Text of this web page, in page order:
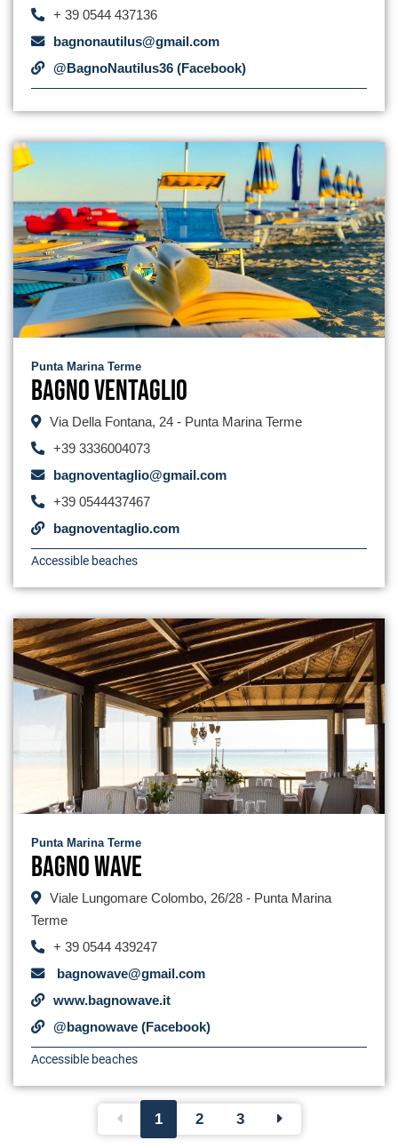
+ 39 0544 437136
bagnonautilus@gmail.com
@BagnoNautilus36 (Facebook)
Punta Marina Terme
Bagno Ventaglio
Via Della Fontana, 24 - Punta Marina Terme
+39 3336004073
bagnoventaglio@gmail.com
+39 0544437467
bagnoventaglio.com
Accessible beaches
Punta Marina Terme
Bagno Wave
Viale Lungomare Colombo, 26/28 - Punta Marina
Terme
+ 39 0544 439247
bagnowave@gmail.com
www.bagnowave.it
@bagnowave (Facebook)
Accessible beaches
1 2 3